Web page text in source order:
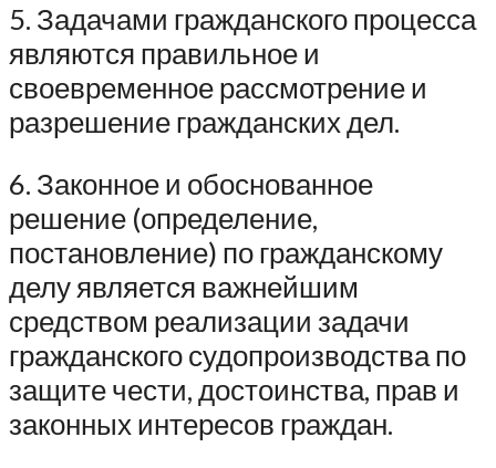
5. Задачами гражданского процесса
являются правильное и
своевременное рассмотрение и
разрешение гражданских дел.
6. Законное и обоснованное
решение (определение,
постановление) по гражданскому
делу является важнейшим
средством реализации задачи
гражданского судопроизводства по
защите чести, достоинства, прав и
законных интересов граждан.